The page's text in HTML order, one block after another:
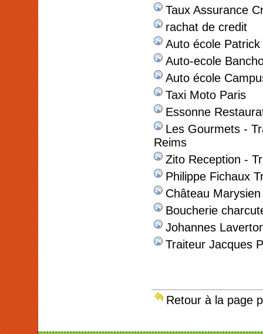
Taux Assurance
rachat de credit
Auto école Patrick
Auto-ecole
Auto école
Taxi Moto Paris
Essonne
Les Gourmets -
Reims
Zito Reception -
Philippe Fichaux
Château
Boucherie
Johannes
Traiteur Jacques
Retour à la page